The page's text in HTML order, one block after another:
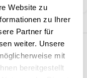
Website zu
zu Ihrer
Partner für
weiter. Unsere
mit
bereitgestellt